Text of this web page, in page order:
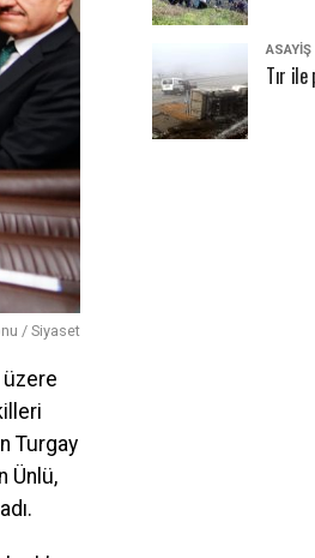
/ Siyaset
üzere
Turgay
Ünlü,
ASAYİŞ
Tır ile